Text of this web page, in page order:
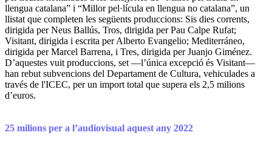
llengua catalana” i “Millor pel·lícula en llengua no catalana”, un
llistat que completen les següents produccions: Sis dies corrents,
dirigida per Neus Ballús, Tros, dirigida per Pau Calpe Rufat;
Visitant, dirigida i escrita per Alberto Evangelio; Mediterráneo,
dirigida per Marcel Barrena, i Tres, dirigida per Juanjo Giménez.
D’aquestes vuit produccions, set —l’única excepció és Visitant—
han rebut subvencions del Departament de Cultura, vehiculades a
través de l'ICEC, per un import total que supera els 2,5 milions
d’euros.
25 milions per a l’audiovisual aquest any 2022